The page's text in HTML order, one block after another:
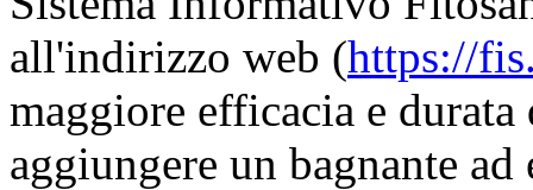
all'indirizzo web (https://
maggiore efficacia e
aggiungere un bagnante